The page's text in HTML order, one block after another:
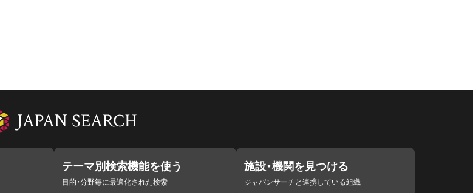
テーマ別検索機能を使う
目的・分野毎に最適化された検索
施設・機関を見つける
ジャパンサーチと連携している組織